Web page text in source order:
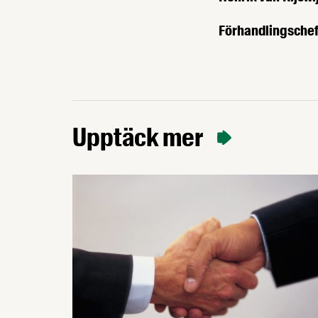
Förhandlingschef
Upptäck mer